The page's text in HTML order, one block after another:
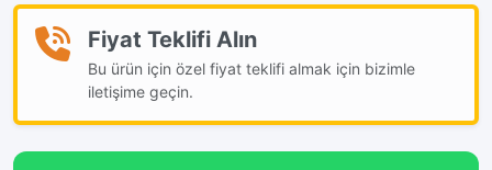
Fiyat Teklifi Alın
Bu ürün için özel fiyat teklifi almak için bizimle
iletişime geçin.